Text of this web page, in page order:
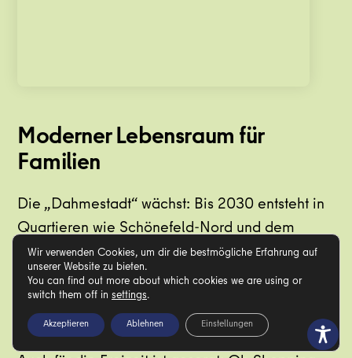
Moderner Lebensraum für
Familien
Die „Dahmestadt“ wächst: Bis 2030 entsteht in
Quartieren wie Schönefeld-Nord und dem
Königspark neuer, grüner Wohnraum .Die
familienfreundliche Infrastruktur aus Kitas,
Schulen und medizinischer Versorgung wächst
dabei direkt mit
Wir verwenden Cookies, um dir die bestmögliche Erfahrung auf
unserer Website zu bieten.
You can find out more about which cookies we are using or
switch them off in settings.
Akzeptieren Ablehnen Einstellungen